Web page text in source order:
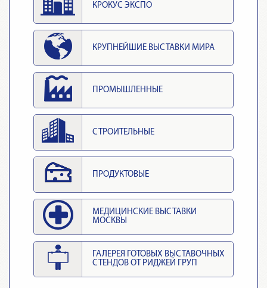
КРОКУС ЭКСПО
КРУПНЕЙШИЕ ВЫСТАВКИ МИРА
ПРОМЫШЛЕННЫЕ
СТРОИТЕЛЬНЫЕ
ПРОДУКТОВЫЕ
МЕДИЦИНСКИЕ ВЫСТАВКИ
МОСКВЫ
ГАЛЕРЕЯ ГОТОВЫХ ВЫСТАВОЧНЫХ
СТЕНДОВ ОТ РИДЖЕЙ ГРУП